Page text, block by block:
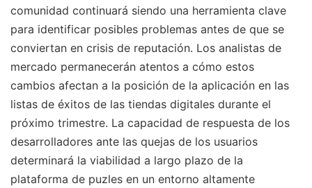
comunidad continuará siendo una herramienta clave
para identificar posibles problemas antes de que se
conviertan en crisis de reputación. Los analistas de
mercado permanecerán atentos a cómo estos
cambios afectan a la posición de la aplicación en las
listas de éxitos de las tiendas digitales durante el
próximo trimestre. La capacidad de respuesta de los
desarrolladores ante las quejas de los usuarios
determinará la viabilidad a largo plazo de la
plataforma de puzles en un entorno altamente